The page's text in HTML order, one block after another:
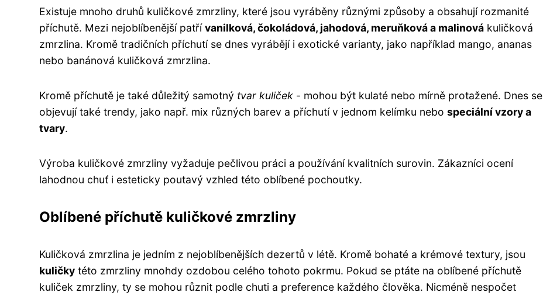
Existuje mnoho druhů kuličkové zmrzliny, které jsou vyráběny různými způsoby a obsahují rozmanité
příchutě. Mezi nejoblíbenější patřívanilková, čokoládová, jahodová, meruňková a malinová kuličková
zmrzlina. Kromě tradičních příchutí se dnes vyrábějí i exotické varianty, jako například mango, ananas
nebo banánová kuličková zmrzlina.
Kromě příchutě je také důležitý samotný tvar kuliček - mohou být kulaté nebo mírně protažené. Dnes se
objevují také trendy, jako např. mix různých barev a příchutí v jednom kelímku nebo speciální vzory a
tvary.
Výroba kuličkové zmrzliny vyžaduje pečlivou práci a používání kvalitních surovin. Zákazníci ocení
lahodnou chuť i esteticky poutavý vzhled této oblíbené pochoutky.
Oblíbené příchutě kuličkové zmrzliny
Kuličková zmrzlina je jedním z nejoblíbenějších dezertů v létě. Kromě bohaté a krémové textury, jsou
kuličky této zmrzliny mnohdy ozdobou celého tohoto pokrmu. Pokud se ptáte na oblíbené příchutě
kuliček zmrzliny, ty se mohou různit podle chuti a preference každého člověka. Nicméně nespočet